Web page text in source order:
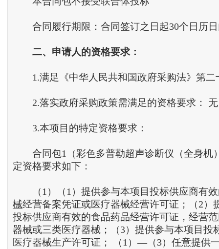
合同履行期限：合同签订之日起30个日历日
二、 申请人的资格要求 ：
1.满足《中华人民共和国政府采购法》第二
2.落实政府采购政策需满足的资格要求：
3.本项目的特定资格要求：
合同包1（彩色多普勒超声诊断仪（全身机
定资格要求如下：
（1）（1）提供参与本项目投标供应商有效
械经营备案凭证或医疗器械经营许可证；（2）
投标供应商有效的食品药品经营许可证，经营
器械或三类医疗器械；（3）提供参与本项目投
医疗器械生产许可证； （1）—（3）任意提供